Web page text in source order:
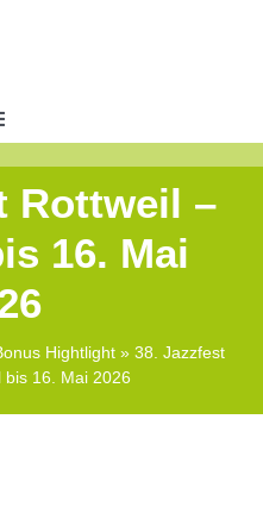
Rottweil –
16. Mai
Hightlight » 38. Jazzfest
bis 16. Mai 2026